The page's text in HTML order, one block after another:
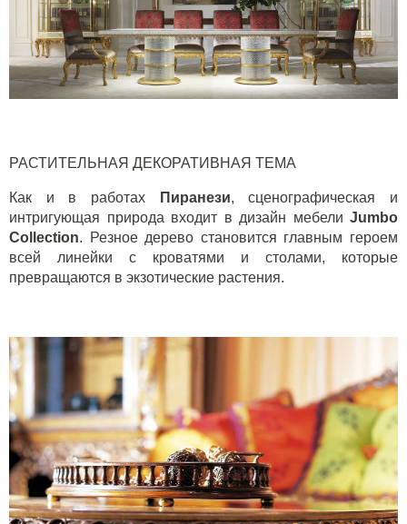
РАСТИТЕЛЬНАЯ ДЕКОРАТИВНАЯ ТЕМА
Как и в работах Пиранези, сценографическая и
интригующая природа входит в дизайн мебели Jumbo
Collection. Резное дерево становится главным героем
всей линейки с кроватями и столами, которые
превращаются в экзотические растения.